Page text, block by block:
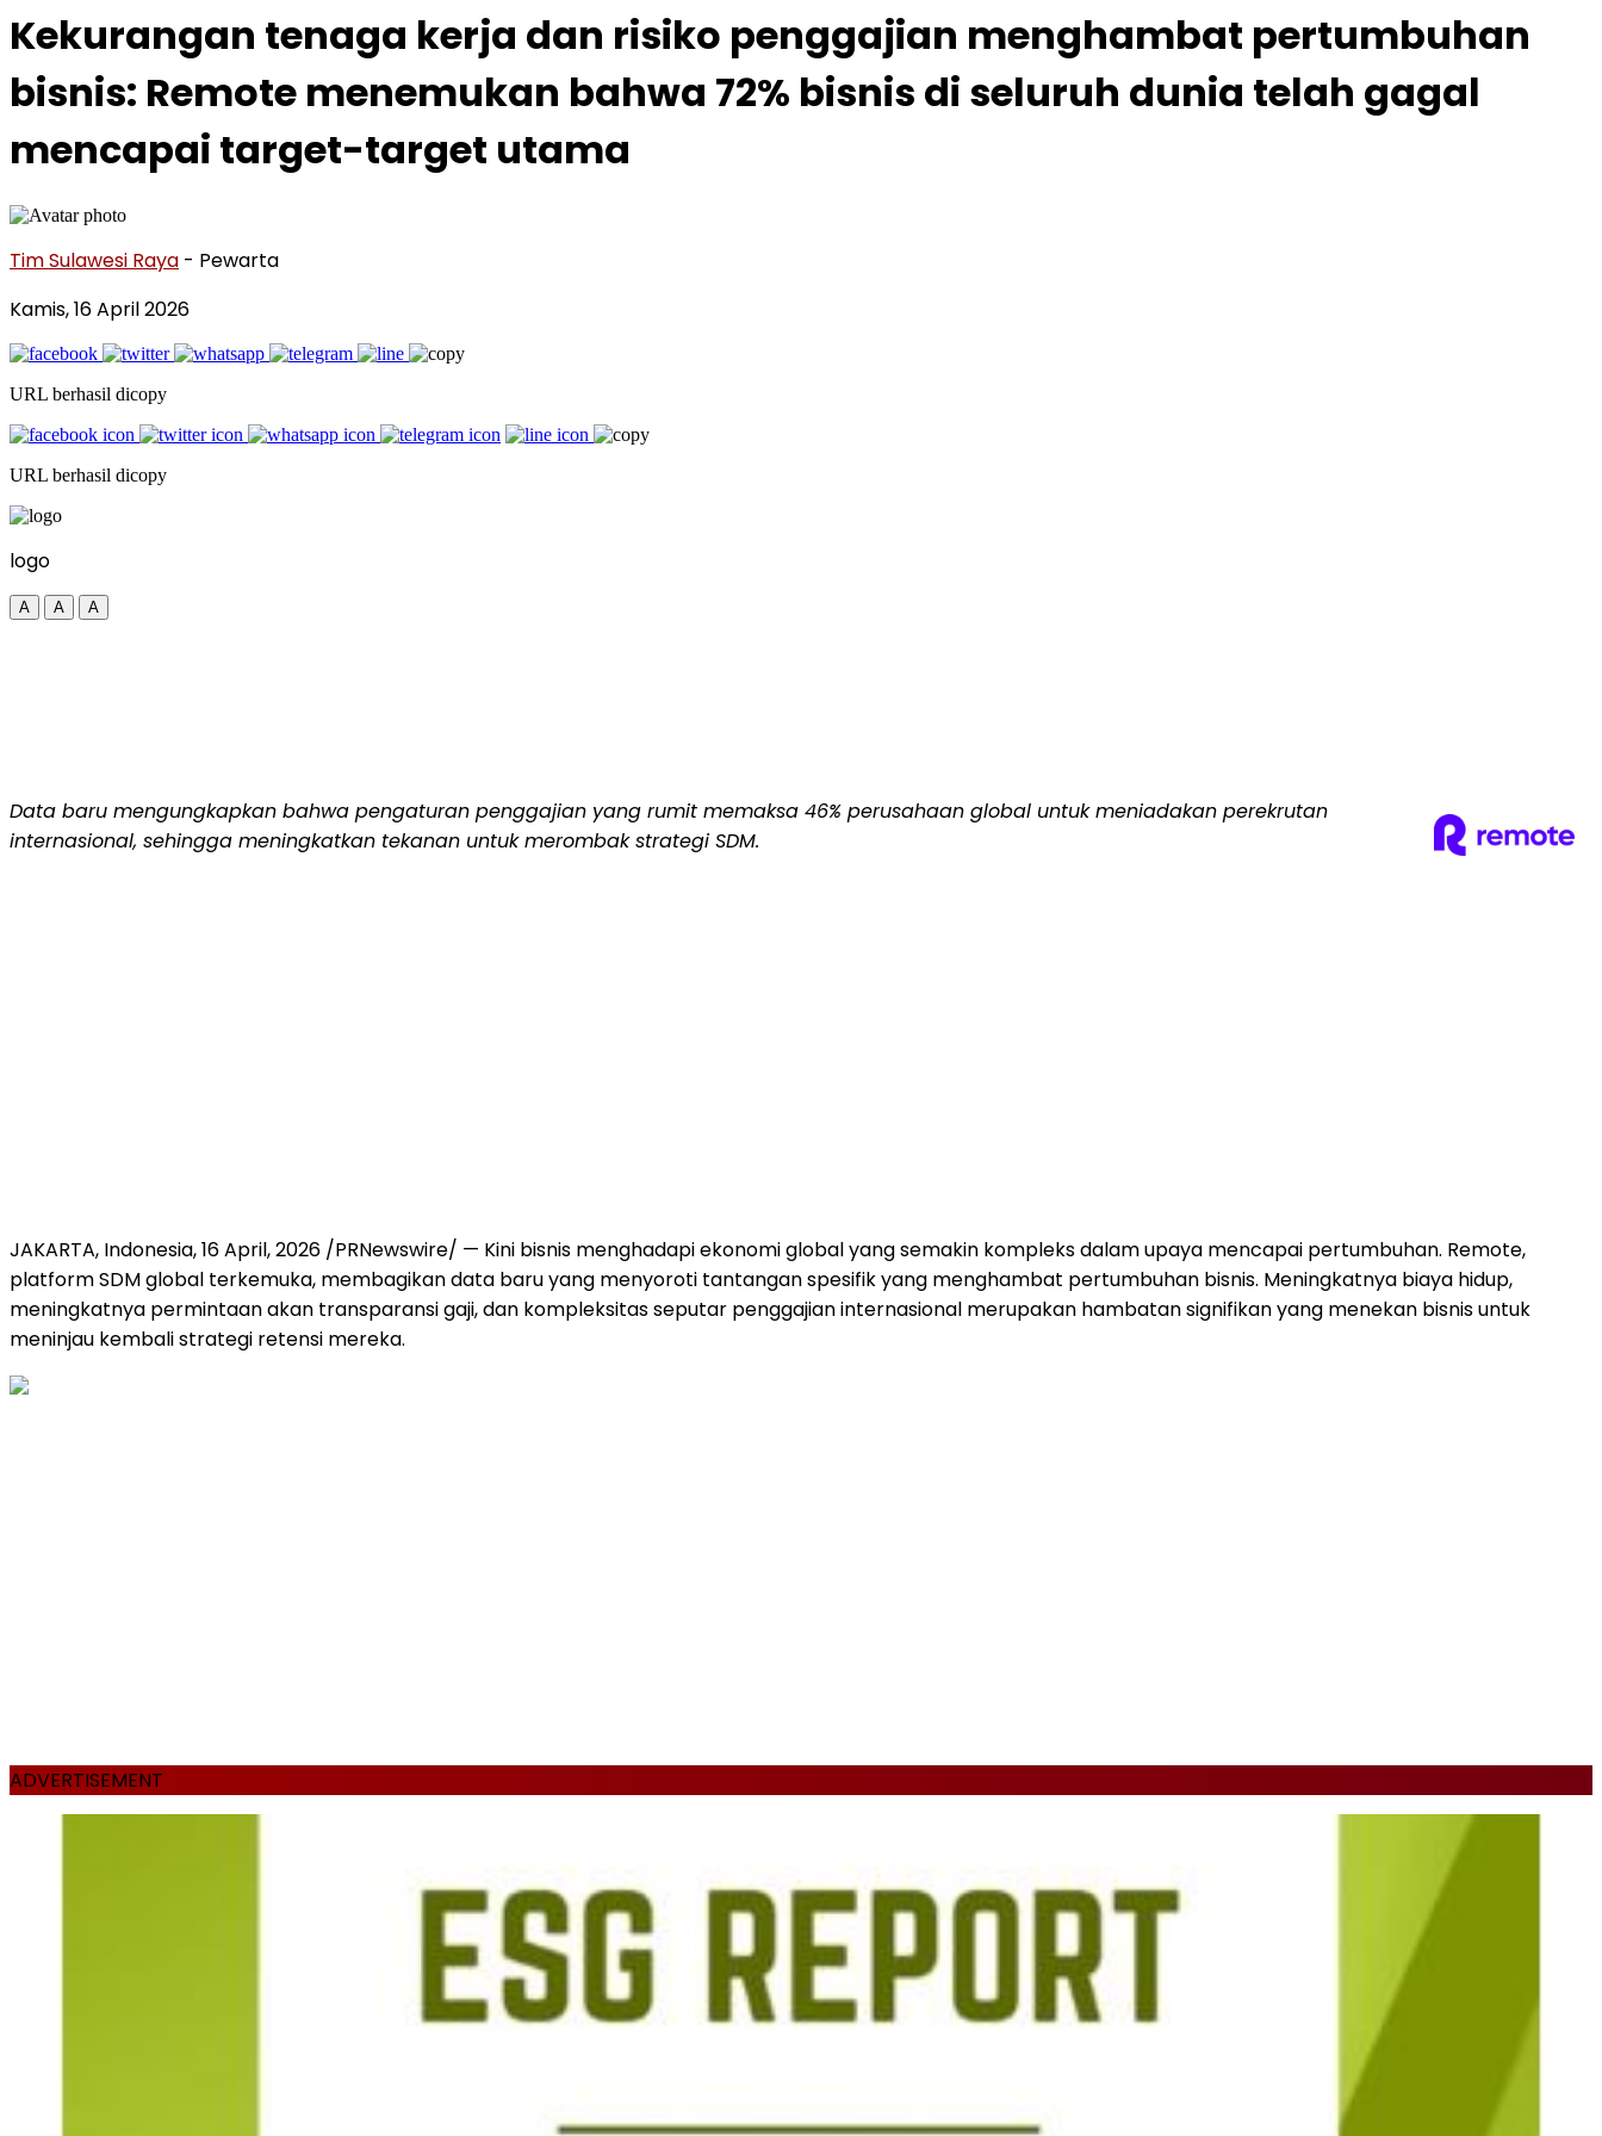
Kekurangan tenaga kerja dan risiko penggajian menghambat pertumbuhan
bisnis: Remote menemukan bahwa 72% bisnis di seluruh dunia telah gagal
mencapai target-target utama
Tim Sulawesi Raya - Pewarta
Kamis, 16 April 2026
URL berhasil dicopy
URL berhasil dicopy
logo
A A A
Data baru mengungkapkan bahwa pengaturan penggajian yang rumit memaksa 46% perusahaan global untuk meniadakan perekrutan
internasional, sehingga meningkatkan tekanan untuk merombak strategi SDM.
JAKARTA, Indonesia,16 April, 2026 /PRNewswire/ — Kini bisnis menghadapi ekonomi global yang semakin kompleks dalam upaya mencapai pertumbuhan. Remote,
platform SDM global terkemuka, membagikan data baru yang menyoroti tantangan spesifik yang menghambat pertumbuhan bisnis. Meningkatnya biaya hidup,
meningkatnya permintaan akan transparansi gaji, dan kompleksitas seputar penggajian internasional merupakan hambatan signifikan yang menekan bisnis untuk
meninjau kembali strategi retensi mereka.
ADVERTISEMENT